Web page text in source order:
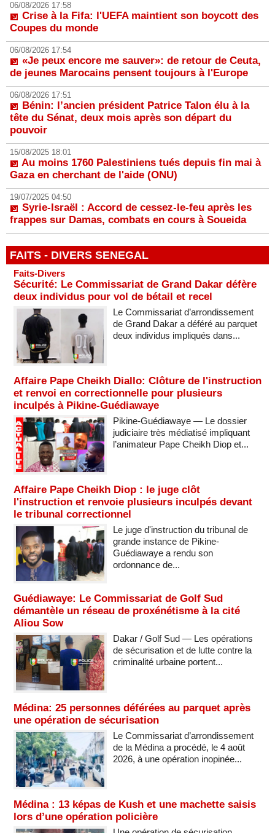
06/08/2026 17:58
Crise à la Fifa: l'UEFA maintient son boycott des
Coupes du monde
06/08/2026 17:54
«Je peux encore me sauver»: de retour de Ceuta,
de jeunes Marocains pensent toujours à l'Europe
06/08/2026 17:51
Bénin: l’ancien président Patrice Talon élu à la
tête du Sénat, deux mois après son départ du
pouvoir
15/08/2025 18:01
Au moins 1760 Palestiniens tués depuis fin mai à
Gaza en cherchant de l'aide (ONU)
19/07/2025 04:50
Syrie-Israël : Accord de cessez-le-feu après les
frappes sur Damas, combats en cours à Soueida
FAITS - DIVERS SENEGAL
Faits-Divers
Sécurité: Le Commissariat de Grand Dakar défère
deux individus pour vol de bétail et recel
Le Commissariat d’arrondissement
de Grand Dakar a déféré au parquet
deux individus impliqués dans...
Affaire Pape Cheikh Diallo: Clôture de l'instruction
et renvoi en correctionnelle pour plusieurs
inculpés à Pikine-Guédiawaye
Pikine-Guédiawaye — Le dossier
judiciaire très médiatisé impliquant
l’animateur Pape Cheikh Diop et...
Affaire Pape Cheikh Diop : le juge clôt
l'instruction et renvoie plusieurs inculpés devant
le tribunal correctionnel
Le juge d'instruction du tribunal de
grande instance de Pikine-
Guédiawaye a rendu son
ordonnance de...
Guédiawaye: Le Commissariat de Golf Sud
démantèle un réseau de proxénétisme à la cité
Aliou Sow
Dakar / Golf Sud — Les opérations
de sécurisation et de lutte contre la
criminalité urbaine portent...
Médina: 25 personnes déférées au parquet après
une opération de sécurisation
Le Commissariat d’arrondissement
de la Médina a procédé, le 4 août
2026, à une opération inopinée...
Médina : 13 képas de Kush et une machette saisis
lors d’une opération policière